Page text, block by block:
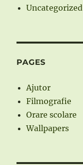
Uncategorized
PAGES
Ajutor
Filmografie
Orare scolare
Wallpapers